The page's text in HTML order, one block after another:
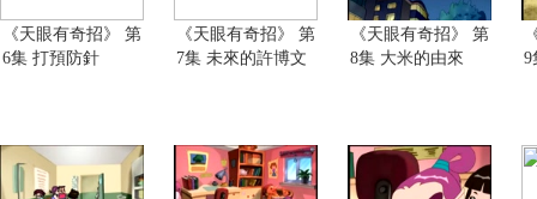
《天眼有奇招》 第
6集 打預防針
《天眼有奇招》 第
7集 未來的許博文
《天眼有奇招》 第
8集 大米的由來
9